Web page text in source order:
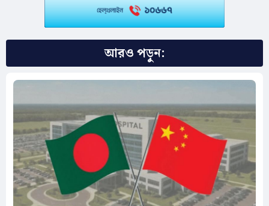
আরও পড়ুন: